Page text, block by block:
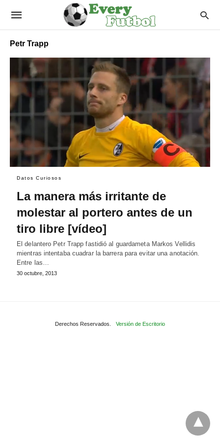
Petr Trapp
Datos Curiosos
La manera más irritante de
molestar al portero antes de un
tiro libre [vídeo]
El delantero Petr Trapp fastidió al guardameta Markos Vellidis
mientras intentaba cuadrar la barrera para evitar una anotación.
Entre las…
30 octubre, 2013
Derechos Reservados. Versión de Escritorio